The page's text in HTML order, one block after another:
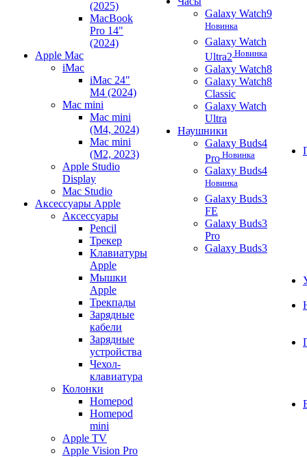
(2025)
MacBook
Pro 14"
(2024)
Apple Mac
iMac
iMac 24"
M4 (2024)
Mac mini
Mac mini
(M4, 2024)
Mac mini
(M2, 2023)
Apple Studio
Display
Mac Studio
Аксессуары Apple
Аксессуары
Pencil
Трекер
Клавиатуры
Apple
Мышки
Apple
Трекпады
Зарядные
кабели
Зарядные
устройства
Чехол-
клавиатура
Колонки
Homepod
Homepod
mini
Apple TV
Apple Vision Pro
Galaxy Watch9
Новинка
Galaxy Watch
Ultra2 Новинка
Galaxy Watch8
Galaxy Watch8
Classic
Galaxy Watch
Ultra
Наушники
Galaxy Buds4
Pro Новинка
Galaxy Buds4
Новинка
Galaxy Buds3
FE
Galaxy Buds3
Pro
Galaxy Buds3